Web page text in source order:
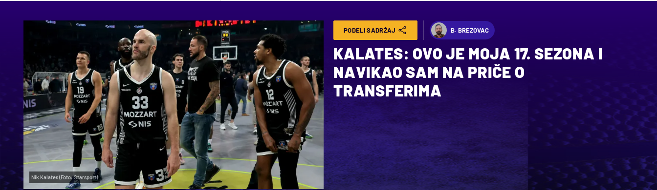
Nik Kalates (Foto: Starsport)
PODELI SADRŽAJ B. BREZOVAC
KALATES: OVO JE MOJA 17. SEZONA I
NAVIKAO SAM NA PRIČE O
TRANSFERIMA